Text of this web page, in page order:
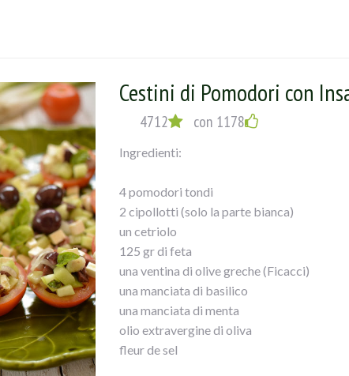
taggiasche e le ho aggiunte all”insalata di
Cestini di Pomodori con
4712 con 1178
Ingredienti:
4 pomodori tondi
2 cipollotti (solo la parte bianca)
un cetriolo
125 gr di feta
una ventina di olive greche (Ficacci)
una manciata di basilico
una manciata di menta
olio extravergine di oliva
fleur de sel